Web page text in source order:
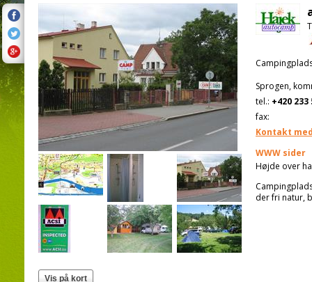
Sprogen,
tel.: +420 233
fax:
Kontakt
WWW sider
Højde over
der fri natur,